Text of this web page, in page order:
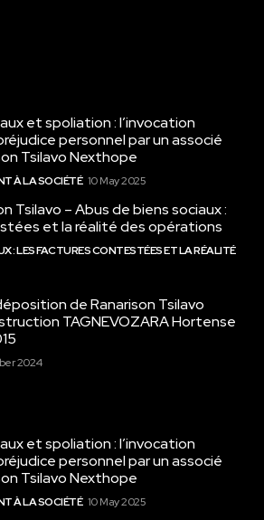
et spoliation : l’invocation
personnel par un associé
Tsilavo Nexthope
À LA SOCIÉTÉ 10 May 2025
Tsilavo – Abus de biens sociaux :
et la réalité des opérations
: LES FACTURES CONTESTÉES ET LA RÉALITÉ
de Ranarison Tsilavo
TAGNEVOZARA Hortense
2024
et spoliation : l’invocation
personnel par un associé
Tsilavo Nexthope
À LA SOCIÉTÉ 10 May 2025